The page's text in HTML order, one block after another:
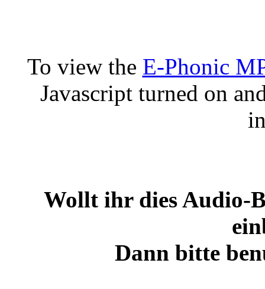
To view the E-Phonic
Javascript turned on
Wollt ihr dies Audio-
Dann bitte